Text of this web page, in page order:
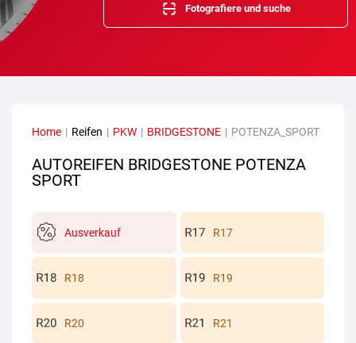
Fotografiere und suche
Home | Reifen | PKW | BRIDGESTONE | POTENZA_SPORT
AUTOREIFEN BRIDGESTONE POTENZA
SPORT
Ausverkauf R17
R18 R19
R20 R21